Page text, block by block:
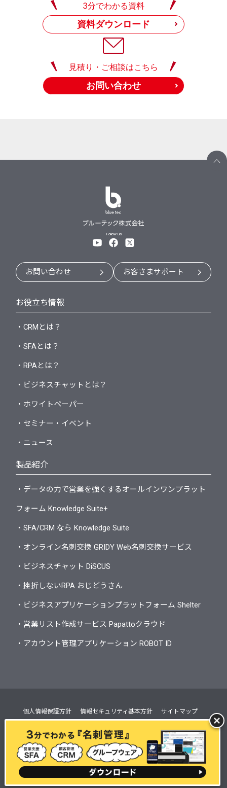
3分でわかる資料
資料ダウンロード
見積り・ご相談はこちら
お問い合わせ
Follow us
お問い合わせ お客さまサポート
お役立ち情報
・CRMとは？
・SFAとは？
・RPAとは？
・ビジネスチャットとは？
・ホワイトペーパー
・セミナー・イベント
・ニュース
製品紹介
・データの力で営業を強くするオールインワンプラット
フォーム Knowledge Suite+
・SFA/CRM なら Knowledge Suite
・オンライン名刺交換 GRIDY Web名刺交換サービス
・ビジネスチャット DiSCUS
・挫折しないRPA おじどうさん
・ビジネスアプリケーションプラットフォーム Shelter
・営業リスト作成サービス Papattoクラウド
・アカウント管理アプリケーション ROBOT ID
個人情報保護方針 情報セキュリティ基本方針 サイトマップ
会社概要 電子公告
BlueTec Inc. All Rights Reserved.